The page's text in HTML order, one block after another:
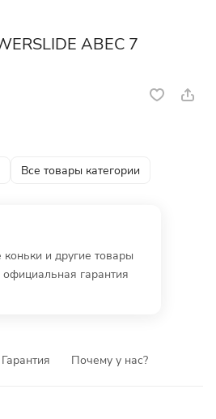
ABEC 7
Все товары категории
и другие товары
официальная гарантия
Гарантия Почему у нас?